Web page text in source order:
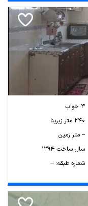
3 خواب
240 متر زیربنا
-- متر زمین
سال ساخت 1394
شماره طبقه: --